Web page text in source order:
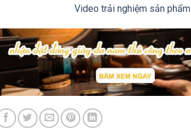
Video trải nghiệm sản phẩm